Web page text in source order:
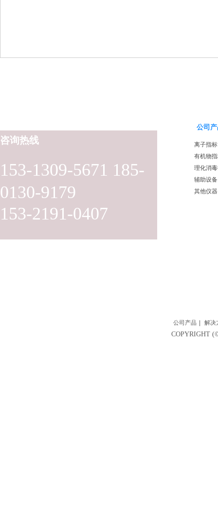
153-1309-5671 185-
0130-9179
153-2191-0407
咨询热线
公司
离子指标
有机物
理化消
辅助设备
其他仪器
公司产品 解决
COPYRIGHT